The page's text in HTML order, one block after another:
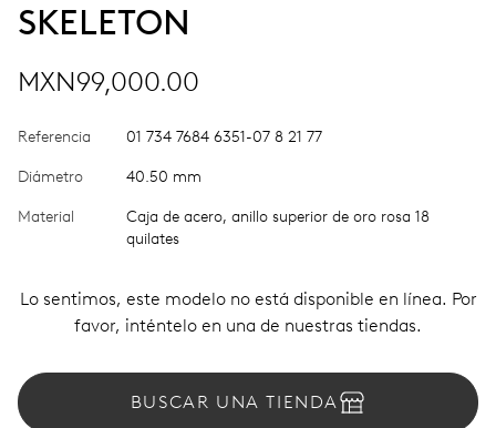
SKELETON
MXN99,000.00
Referencia 01 734 7684 6351-07 8 21 77
Diámetro 40.50 mm
Material
Caja de acero, anillo superior de oro rosa 18
quilates
Lo sentimos, este modelo no está disponible en línea. Por
favor, inténtelo en una de nuestras tiendas.
BUSCAR UNA TIENDA